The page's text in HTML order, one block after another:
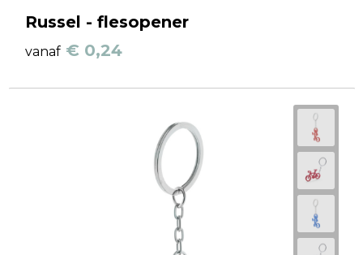
Russel - flesopener
vanaf € 0,24